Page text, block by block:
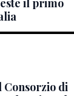
il primo
di